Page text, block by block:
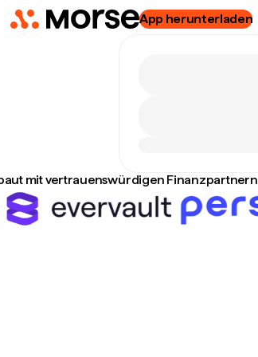
App herunterladen
mit vertrauenswürdigen Finanzpartnern